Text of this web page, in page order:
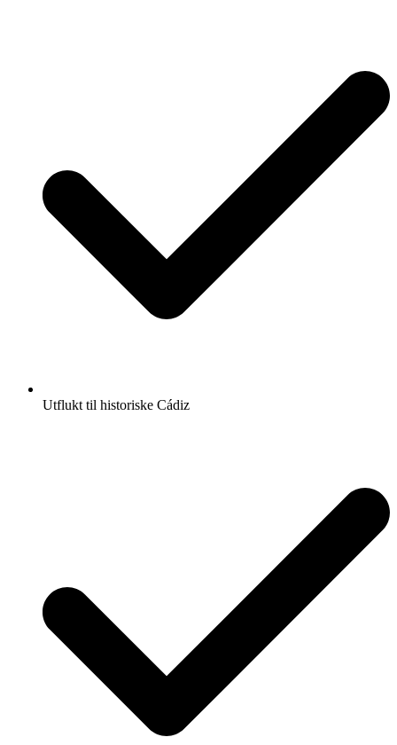
Utflukt til historiske Cádiz